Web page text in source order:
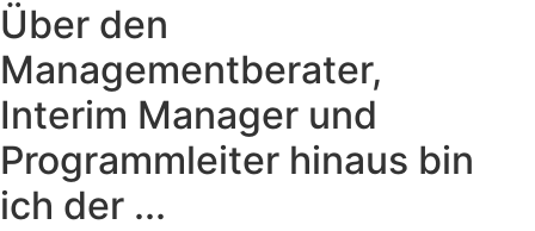
Über den
Managementberater,
Interim Manager und
Programmleiter hinaus bin
ich der ...